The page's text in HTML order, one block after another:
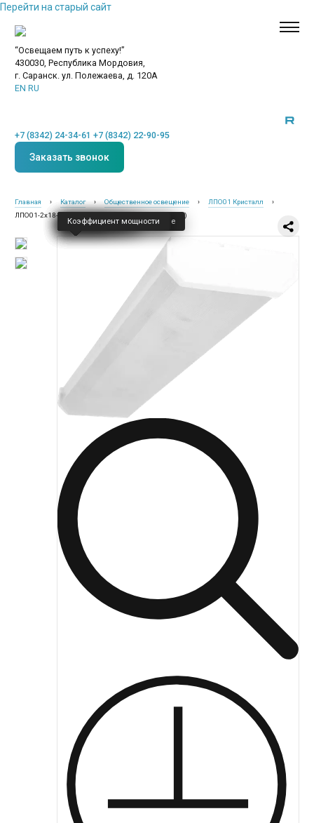
Перейти на старый сайт
“Освещаем путь к успеху!”
430030, Республика Мордовия,
г. Саранск. ул. Полежаева, д. 120А
EN RU
+7 (8342) 24-34-61 +7 (8342) 22-90-95
Заказать звонок
Новинки
Общественное освещение
Промышленное освещение
Торговое модульное освещение
Уличное освещение
Облучатели
Прожекторное освещение
Освещение информационных и классных досок
Комплектующие для светильников
Региональные представители
Главная › Каталог › Общественное освещение › ЛПО01 Кристалл
›
ЛПО01-2х18-012 Кристалл (Матовый рассеиватель)
Класс защиты — I
Напряжение
Частота
Климатическое исполнение
Влагозащита, IP
Коэффициент пульсации
Коэффициент мощности